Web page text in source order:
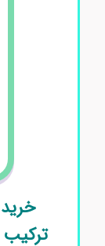
خرید
ترکیب